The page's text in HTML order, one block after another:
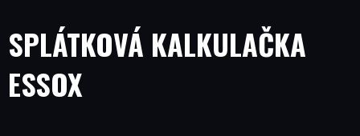
SPLÁTKOVÁ KALKULAČKA
ESSOX